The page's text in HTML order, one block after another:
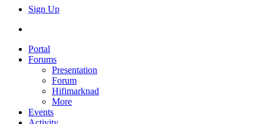
Sign Up
Portal
Forums
Presentation
Forum
Hifimarknad
More
Events